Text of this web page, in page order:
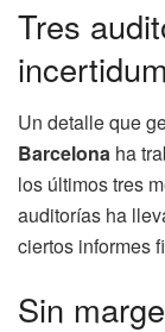
Tres
Un detalle que
Barcelona ha
los últimos tres
auditorías ha
ciertos informes
Sin